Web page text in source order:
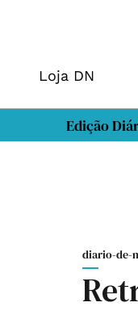
Loja DN
Edição
diario-de-